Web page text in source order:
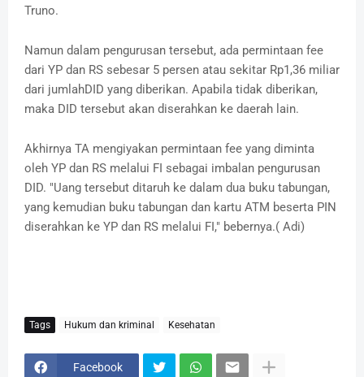
Truno.
Namun dalam pengurusan tersebut, ada permintaan fee
dari YP dan RS sebesar 5 persen atau sekitar Rp1,36 miliar
dari jumlahDID yang diberikan. Apabila tidak diberikan,
maka DID tersebut akan diserahkan ke daerah lain.
Akhirnya TA mengiyakan permintaan fee yang diminta
oleh YP dan RS melalui FI sebagai imbalan pengurusan
DID. "Uang tersebut ditaruh ke dalam dua buku tabungan,
yang kemudian buku tabungan dan kartu ATM beserta PIN
diserahkan ke YP dan RS melalui FI," bebernya.( Adi)
Tags Hukum dan kriminal Kesehatan
Facebook